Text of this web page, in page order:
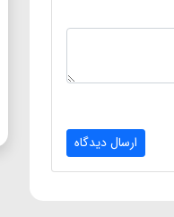
ارسال دیدگاه